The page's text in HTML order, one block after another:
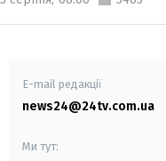
E-mail редакції
news24@24tv.com.ua
Ми тут: